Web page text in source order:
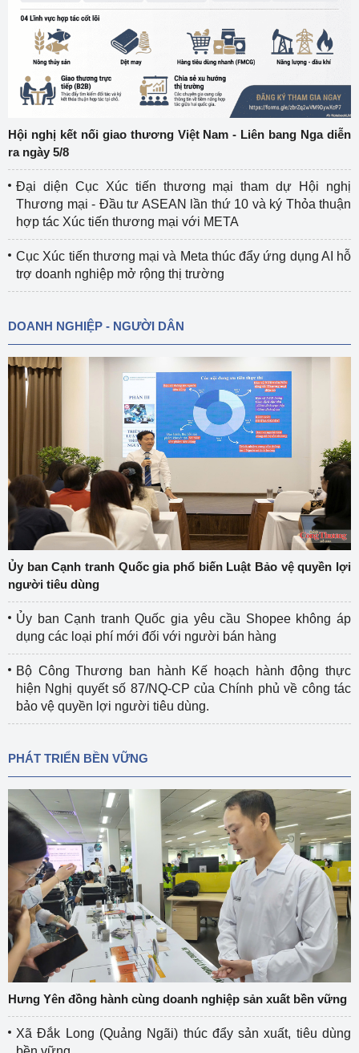
Hội nghị kết nối giao thương Việt Nam - Liên bang Nga diễn
ra ngày 5/8
Đại diện Cục Xúc tiến thương mại tham dự Hội nghị
Thương mại - Đầu tư ASEAN lần thứ 10 và ký Thỏa thuận
hợp tác Xúc tiến thương mại với META
Cục Xúc tiến thương mại và Meta thúc đẩy ứng dụng AI hỗ
trợ doanh nghiệp mở rộng thị trường
DOANH NGHIỆP - NGƯỜI DÂN
Ủy ban Cạnh tranh Quốc gia phổ biến Luật Bảo vệ quyền lợi
người tiêu dùng
Ủy ban Cạnh tranh Quốc gia yêu cầu Shopee không áp
dụng các loại phí mới đối với người bán hàng
Bộ Công Thương ban hành Kế hoạch hành động thực
hiện Nghị quyết số 87/NQ-CP của Chính phủ về công tác
bảo vệ quyền lợi người tiêu dùng.
PHÁT TRIỂN BỀN VỮNG
Hưng Yên đồng hành cùng doanh nghiệp sản xuất bền vững
Xã Đắk Long (Quảng Ngãi) thúc đẩy sản xuất, tiêu dùng